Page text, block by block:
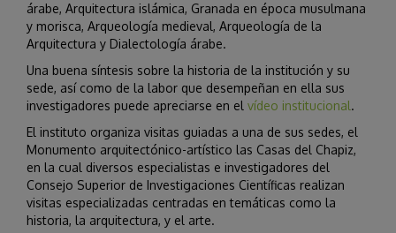
árabe, Arquitectura islámica, Granada en época musulmana
y morisca, Arqueología medieval, Arqueología de la
Arquitectura y Dialectología árabe.
Una buena síntesis sobre la historia de la institución y su
sede, así como de la labor que desempeñan en ella sus
investigadores puede apreciarse en el vídeo institucional.
El instituto organiza visitas guiadas a una de sus sedes, el
Monumento arquitectónico-artístico las Casas del Chapiz,
en la cual diversos especialistas e investigadores del
Consejo Superior de Investigaciones Científicas realizan
visitas especializadas centradas en temáticas como la
historia, la arquitectura, y el arte.